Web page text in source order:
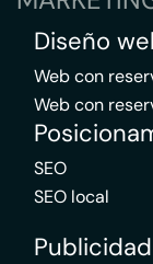
Diseño
Web con
Web con
SEO
SEO local